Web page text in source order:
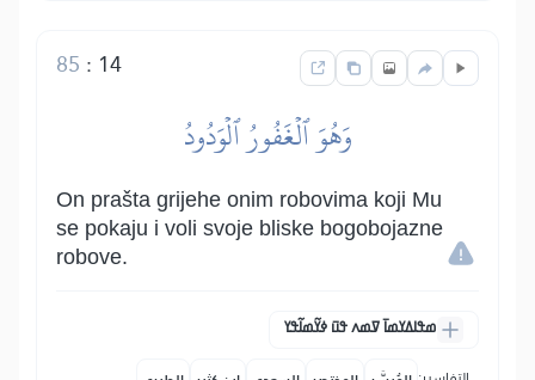
14
:
85
وَهُوَ ٱلۡغَفُورُ ٱلۡوَدُودُ
On prašta grijehe onim robovima koji Mu
se pokaju i voli svoje bliske bogobojazne
robove.
ߘߟߊߡߌߘߊ߫ ߜߘߍ ߟߎ߫ ߦߌ߬ߘߊ߬ߟߌ